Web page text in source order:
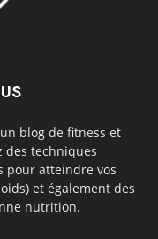
blog de fitness et
des techniques
pour atteindre vos
et également des
nutrition.